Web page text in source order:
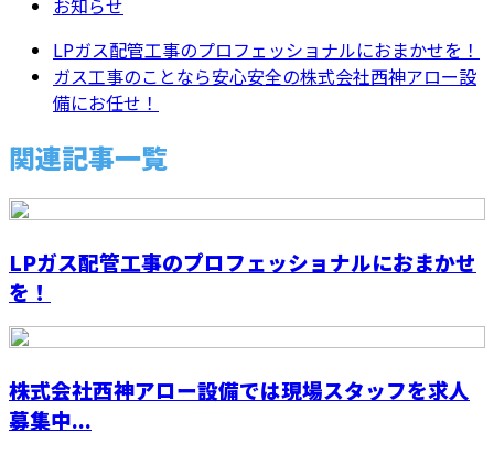
お知らせ
LPガス配管工事のプロフェッショナルにおまかせを！
ガス工事のことなら安心安全の株式会社西神アロー設
備にお任せ！
関連記事一覧
LPガス配管工事のプロフェッショナルにおまかせ
を！
株式会社西神アロー設備では現場スタッフを求人
募集中...